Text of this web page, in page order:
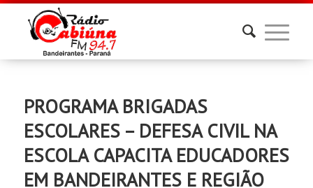
PROGRAMA BRIGADAS
ESCOLARES – DEFESA CIVIL NA
ESCOLA CAPACITA EDUCADORES
EM BANDEIRANTES E REGIÃO